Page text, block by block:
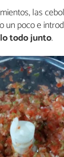
las
un poco e
todo junto.